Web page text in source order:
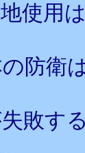
使用
防衛
敗す